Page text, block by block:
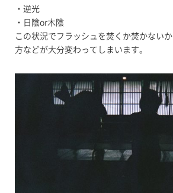
・逆光
・日陰or木陰
この状況でフラッシュを焚くか焚かない
方などが大分変わってしまいます。